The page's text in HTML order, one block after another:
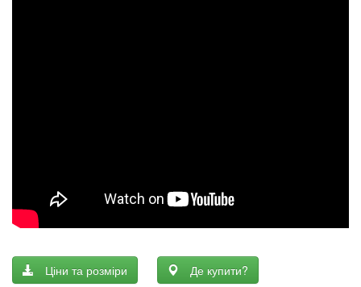
Ціни та розміри Де купити?